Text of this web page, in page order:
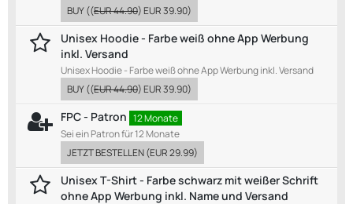
BUY((EUR 44.90)EUR 39.90)
Unisex Hoodie - Farbe weiß ohne App Werbung
inkl. Versand
Unisex Hoodie - Farbe weiß ohne App Werbung inkl. Versand
BUY((EUR 44.90)EUR 39.90)
FPC - Patron 12 Monate
Sei ein Patron für 12 Monate
JETZT BESTELLEN(EUR 29.99)
Unisex T-Shirt - Farbe schwarz mit weißer Schrift
ohne App Werbung inkl. Name und Versand